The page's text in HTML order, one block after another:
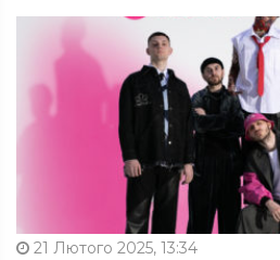
21 Лютого 2025, 13:34